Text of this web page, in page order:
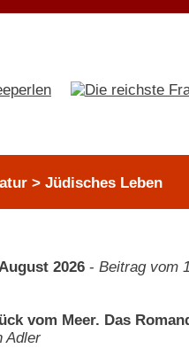
> Jüdisches Leben
2026 - Beitrag vom
vom Meer. Das
Adler